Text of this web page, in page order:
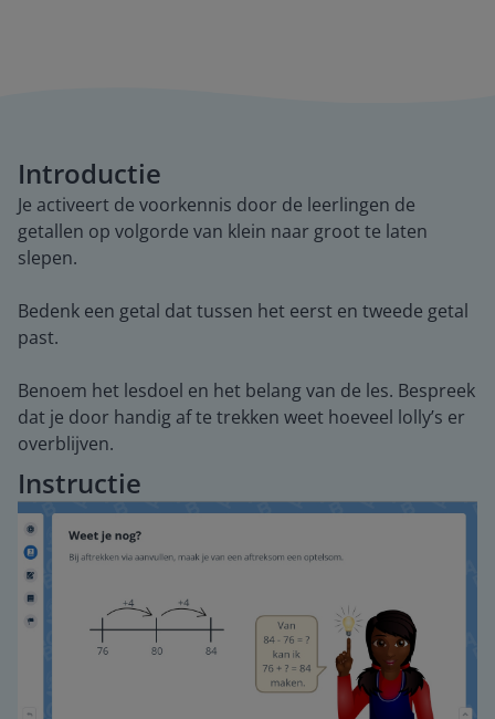
Introductie
Je activeert de voorkennis door de leerlingen de
getallen op volgorde van klein naar groot te laten
slepen.
Bedenk een getal dat tussen het eerst en tweede getal
past.
Benoem het lesdoel en het belang van de les. Bespreek
dat je door handig af te trekken weet hoeveel lolly’s er
overblijven.
Instructie